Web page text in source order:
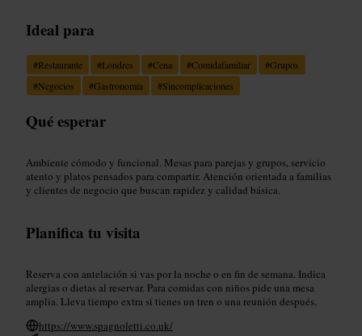
Ideal para
#Restaurante #Londres #Cena #Comidafamiliar #Grupos
#Negocios #Gastronomía #Sincomplicaciones
Qué esperar
Ambiente cómodo y funcional. Mesas para parejas y grupos, servicio
atento y platos pensados para compartir. Atención orientada a familias
y clientes de negocio que buscan rapidez y calidad básica.
Planifica tu visita
Reserva con antelación si vas por la noche o en fin de semana. Indica
alergias o dietas al reservar. Para comidas con niños pide una mesa
amplia. Lleva tiempo extra si tienes un tren o una reunión después.
https://www.spagnoletti.co.uk/